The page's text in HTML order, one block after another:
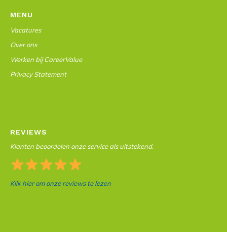
MENU
Vacatures
Over ons
Werken bij CareerValue
Privacy Statement
REVIEWS
Klanten beoordelen onze service als uitstekend.
Klik hier om onze reviews te lezen